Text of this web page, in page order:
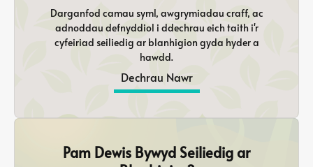
Darganfod camau syml, awgrymiadau craff, ac
adnoddau defnyddiol i ddechrau eich taith i'r
cyfeiriad seiliedig ar blanhigion gyda hyder a
hawdd.
Dechrau Nawr
Pam Dewis Bywyd Seiliedig ar